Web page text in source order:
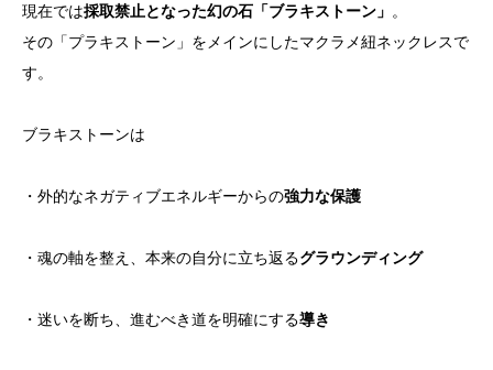
現在では採取禁止となった幻の石「ブラキストーン」 。
その「プラキストーン」をメインにしたマクラメ紐ネックレスで
す。
ブラキストーンは
・外的なネガティブエネルギーからの強力な保護
・魂の軸を整え、本来の自分に立ち返るグラウンディング
・迷いを断ち、進むべき道を明確にする導き